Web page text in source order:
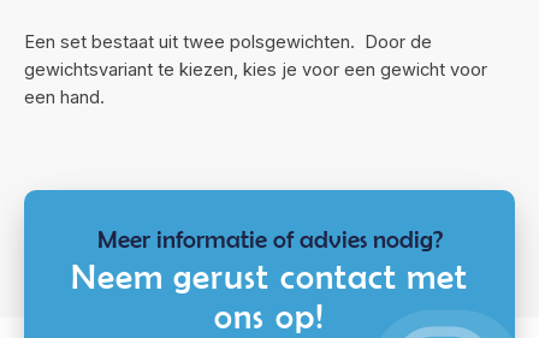
Een set bestaat uit twee polsgewichten. Door de
gewichtsvariant te kiezen, kies je voor een gewicht voor
een hand.
Meer informatie of advies nodig?
Neem gerust contact met
ons op!